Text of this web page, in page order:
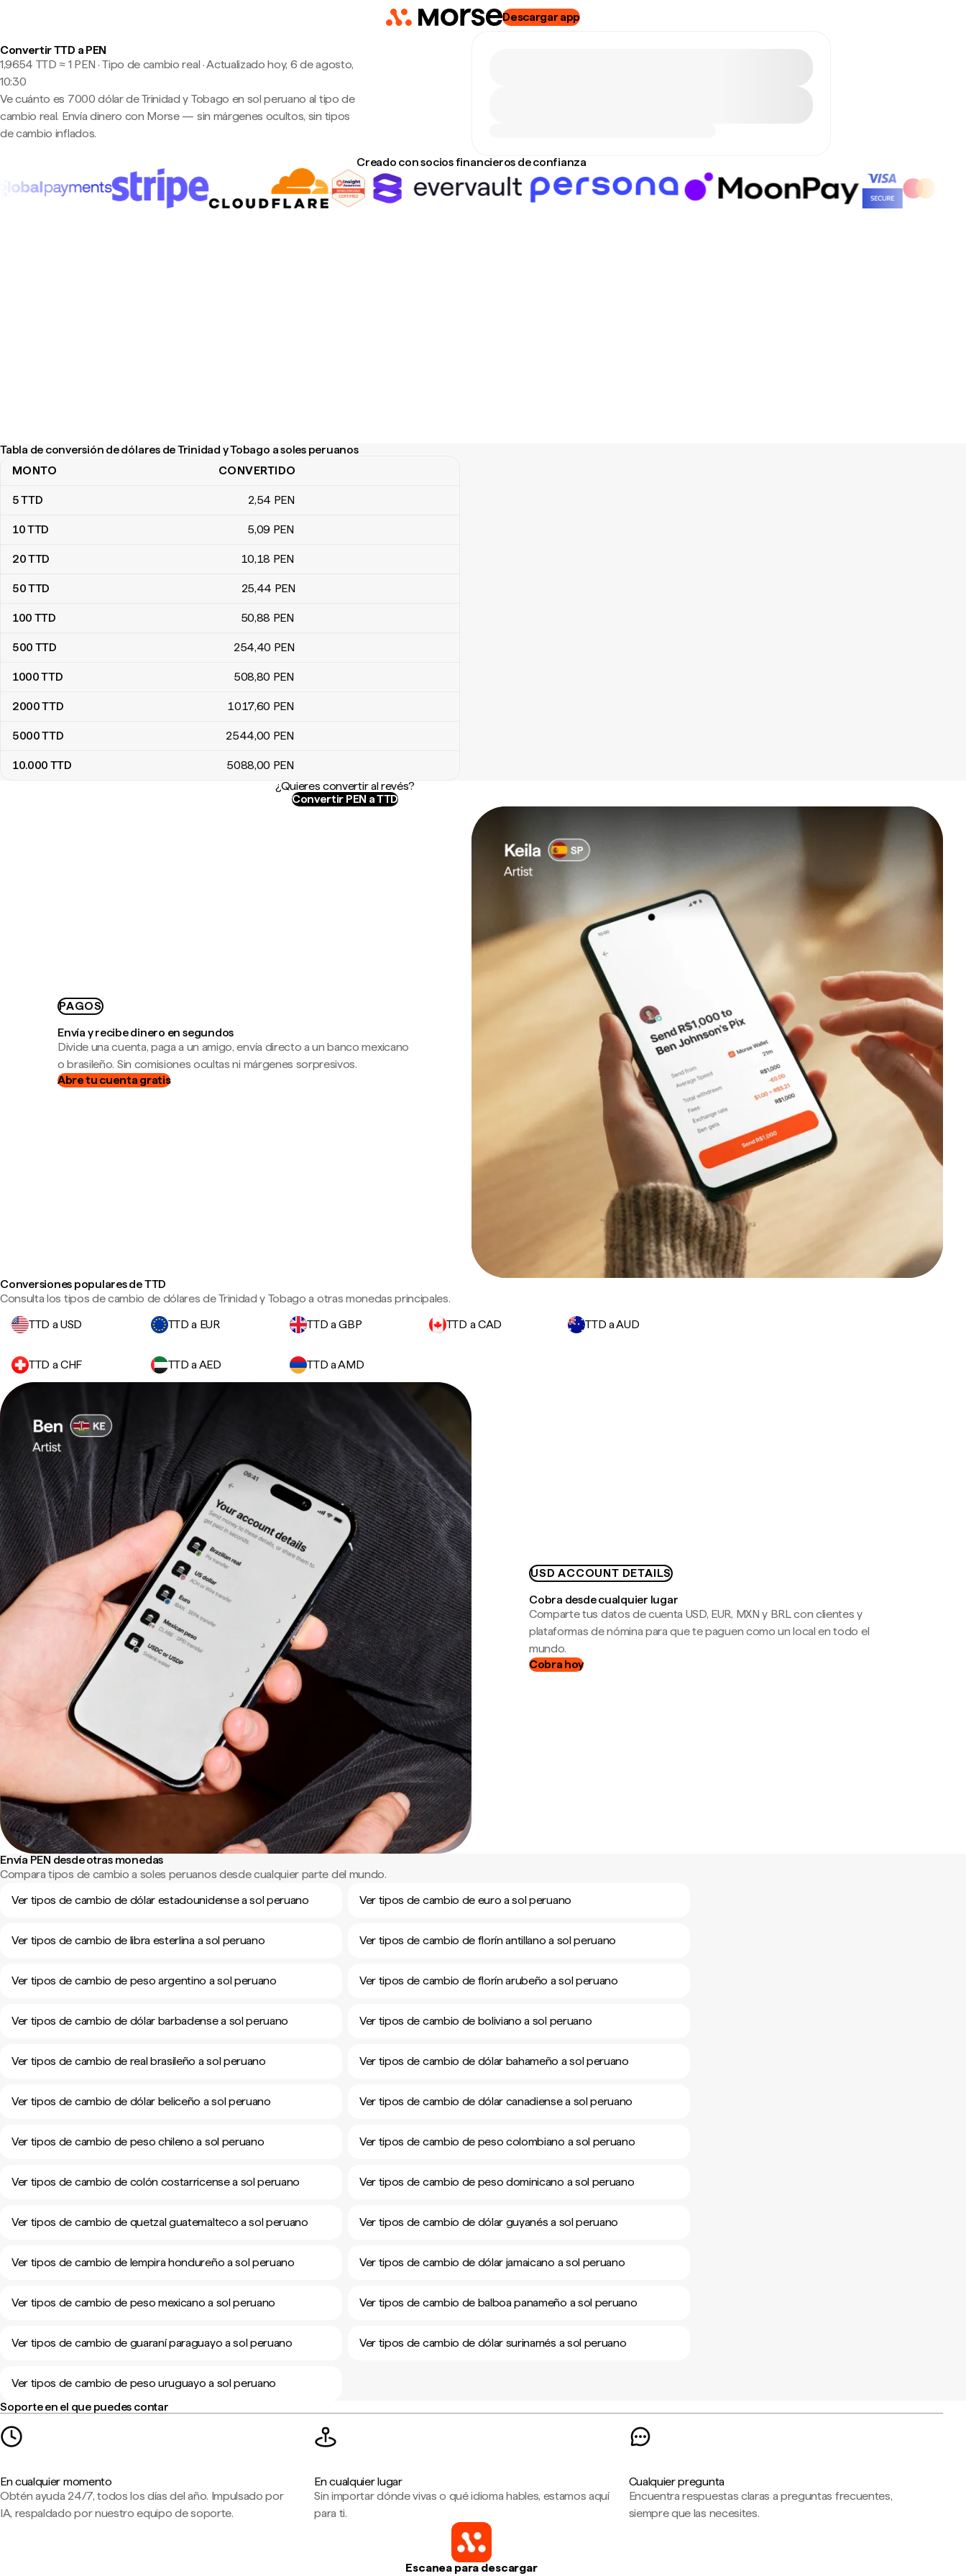
Descargar app
Convertir TTD a PEN
1,9654 TTD ≈ 1 PEN · Tipo de cambio real ·Actualizado hoy, 6 de agosto,
10:30
Ve cuánto es 7000 dólar de Trinidad y Tobago en sol peruano al tipo de
cambio real. Envía dinero con Morse — sin márgenes ocultos, sin tipos
de cambio inflados.
Creado con socios financieros de confianza
Tabla de conversión de dólares de Trinidad y Tobago a soles peruanos
Tabla de conversión de dólares de Trinidad y Tobago a soles peruanos
MONTO CONVERTIDO
5TTD 2,54 PEN
10TTD 5,09 PEN
20TTD 10,18 PEN
50TTD 25,44 PEN
100 TTD 50,88 PEN
500 TTD 254,40 PEN
1000TTD 508,80 PEN
2000TTD 1017,60 PEN
5000TTD 2544,00 PEN
10.000 TTD 5088,00 PEN
¿Quieres convertir al revés?
Convertir PEN a TTD
PAGOS
Envía y recibe dinero en segundos
Divide una cuenta, paga a un amigo, envía directo a un banco mexicano
o brasileño. Sin comisiones ocultas ni márgenes sorpresivos.
Abre tu cuenta gratis
Conversiones populares de TTD
Consulta los tipos de cambio de dólares de Trinidad y Tobago a otras monedas principales.
TTD a USD
TTD a EUR TTD a GBP TTD a CAD TTD a AUD
TTD a CHF TTD a AED TTD a AMD
USD ACCOUNT DETAILS
Cobra desde cualquier lugar
Comparte tus datos de cuenta USD, EUR, MXN y BRL con clientes y
plataformas de nómina para que te paguen como un local en todo el
mundo.
Cobra hoy
Envía PEN desde otras monedas
Compara tipos de cambio a soles peruanos desde cualquier parte del mundo.
Ver tipos de cambio de dólar estadounidense a sol peruano
Ver tipos de cambio de euro a sol peruano
Ver tipos de cambio de libra esterlina a sol peruano Ver tipos de cambio de florín antillano a sol peruano
Ver tipos de cambio de peso argentino a sol peruano Ver tipos de cambio de florín arubeño a sol peruano
Ver tipos de cambio de dólar barbadense a sol peruano Ver tipos de cambio de boliviano a sol peruano
Ver tipos de cambio de real brasileño a sol peruano Ver tipos de cambio de dólar bahameño a sol peruano
Ver tipos de cambio de dólar beliceño a sol peruano Ver tipos de cambio de dólar canadiense a sol peruano
Ver tipos de cambio de peso chileno a sol peruano Ver tipos de cambio de peso colombiano a sol peruano
Ver tipos de cambio de colón costarricense a sol peruano Ver tipos de cambio de peso dominicano a sol peruano
Ver tipos de cambio de quetzal guatemalteco a sol peruano Ver tipos de cambio de dólar guyanés a sol peruano
Ver tipos de cambio de lempira hondureño a sol peruano Ver tipos de cambio de dólar jamaicano a sol peruano
Ver tipos de cambio de peso mexicano a sol peruano Ver tipos de cambio de balboa panameño a sol peruano
Ver tipos de cambio de guaraní paraguayo a sol peruano Ver tipos de cambio de dólar surinamés a sol peruano
Ver tipos de cambio de peso uruguayo a sol peruano
Soporte en el que puedes contar
En cualquier momento
Obtén ayuda 24/7, todos los días del año. Impulsado por
IA, respaldado por nuestro equipo de soporte.
En cualquier lugar
Sin importar dónde vivas o qué idioma hables, estamos aquí
para ti.
Cualquier pregunta
Encuentra respuestas claras a preguntas frecuentes,
siempre que las necesites.
Escanea para descargar